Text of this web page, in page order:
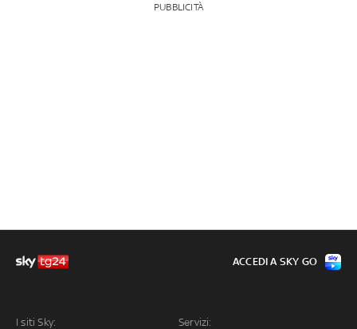
PUBBLICITÀ
I siti Sky: Servizi:
ACCEDI A SKY GO